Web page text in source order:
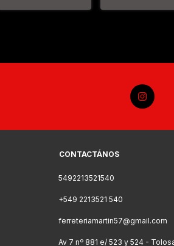
CONTACTÁNOS
5492213521540
+549 2213521 540
ferreteriamartin57@gmail.com
Av 7 nº 881 e/ 523 y 524 -